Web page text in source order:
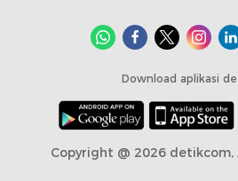
Download aplikasi
Copyright @ 2026